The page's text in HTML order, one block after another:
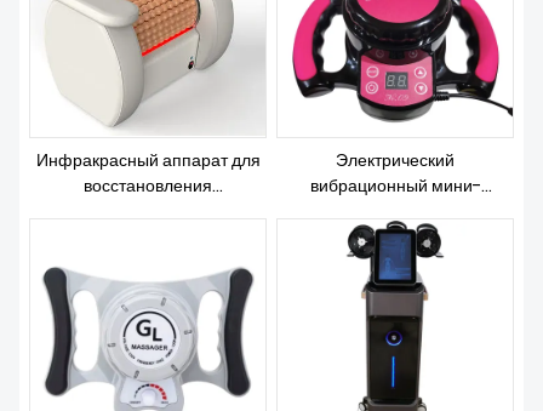
СЛУЧАЙ
ЗАВОД
СВЯЖИТЕСЬ С НАМИ
Инфракрасный аппарат для
восстановления
Электрический
вибрационный мини-
формирователь валиков